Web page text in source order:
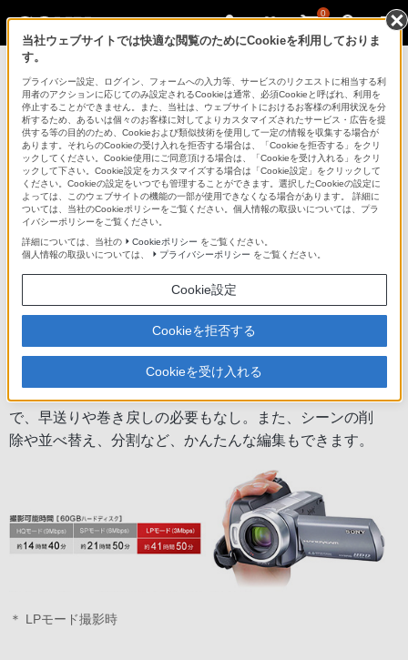
0
DCR-SR220
デジタルビデオカメラレコーダー DCR-SR220
商品の特長 | ハードディスクに長時間記
録
撮る：60GBのハードディスクに最長41時間
（＊）記録
テープやディスクのような記録メディアの交換が不要
で、早送りや巻き戻しの必要もなし。また、シーンの削
除や並べ替え、分割など、かんたんな編集もできます。
＊ LPモード撮影時
当社ウェブサイトでは快適な閲覧のためにCookieを利用しておりま
す。
プライバシー設定、ログイン、フォームへの入力等、サービスのリクエストに相当する利
用者のアクションに応じてのみ設定されるCookieは通常、必須Cookieと呼ばれ、利用を
停止することができません。また、当社は、ウェブサイトにおけるお客様の利用状況を分
析するため、あるいは個々のお客様に対してよりカスタマイズされたサービス・広告を提
供する等の目的のため、Cookieおよび類似技術を使用して一定の情報を収集する場合が
あります。それらのCookieの受け入れを拒否する場合は、「Cookieを拒否する」をクリ
ックしてください。Cookie使用にご同意頂ける場合は、「Cookieを受け入れる」をクリ
ックして下さい。Cookie設定をカスタマイズする場合は「Cookie設定」をクリックして
ください。Cookieの設定をいつでも管理することができます。選択したCookieの設定に
よっては、このウェブサイトの機能の一部が使用できなくなる場合があります。 詳細に
ついては、当社のCookieポリシーをご覧ください。個人情報の取扱いについては、プラ
イバシーポリシーをご覧ください。
詳細については、当社の
Cookieポリシー をご覧ください。
個人情報の取扱いについては、
プライバシーポリシー をご覧ください。
Cookie設定
Cookieを拒否する
Cookieを受け入れる